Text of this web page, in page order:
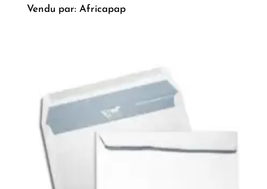
Vendu par: Africapap